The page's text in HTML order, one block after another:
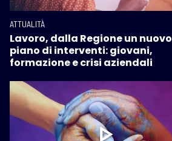
ATTUALITÀ
Lavoro, dalla Regione un nuovo
piano di interventi: giovani,
formazione e crisi aziendali